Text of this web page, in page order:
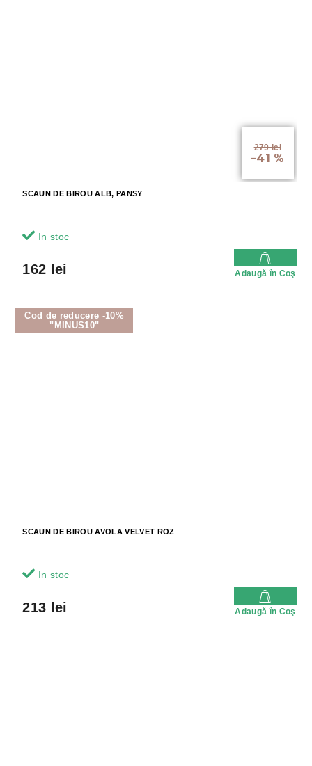
279 lei
–41 %
SCAUN DE BIROU ALB, PANSY
In stoc
162 lei Adaugă în Coş
Cod de reducere -10%
"MINUS10"
SCAUN DE BIROU AVOLA VELVET ROZ
In stoc
213 lei Adaugă în Coş